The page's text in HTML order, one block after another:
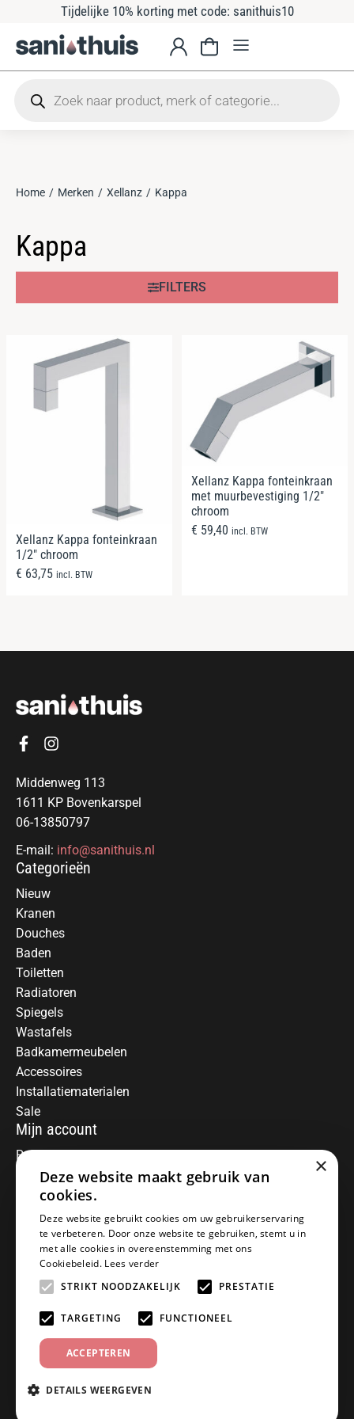
Tijdelijke 10% korting met code: sanithuis10
Je bent hier:
Home Merken Xellanz Kappa
Kappa
FILTERS
Xellanz Kappa fonteinkraan
1/2″ chroom
€ 63,75 incl. BTW
Xellanz Kappa fonteinkraan
met muurbevestiging 1/2″
chroom
€ 59,40 incl. BTW
Middenweg 113
1611 KP Bovenkarspel
06-13850797
E-mail: info@sanithuis.nl
Categorieën
Nieuw
Kranen
Douches
Baden
Toiletten
Radiatoren
Spiegels
Wastafels
Badkamermeubelen
Accessoires
Installatiematerialen
Sale
Mijn account
Registreren
Mijn bestellingen
Informatie
Over ons
Algemene voorwaarden
Disclaimer
Privacy Policy
Betaalmethoden
Retourneren
Klantenservice
Offerte aanvragen
Contact
×
Deze website maakt gebruik van
cookies.
Deze website gebruikt cookies om uw gebruikerservaring
te verbeteren. Door onze website te gebruiken, stemt u in
met alle cookies in overeenstemming met ons
Cookiebeleid. Lees verder
STRIKT NOODZAKELIJK
PRESTATIE
TARGETING FUNCTIONEEL
ACCEPTEREN
DETAILS WEERGEVEN